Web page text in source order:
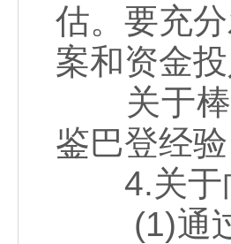
估。要充
案和资金
关于棒
鉴巴登经
4.关于向
(1)通过